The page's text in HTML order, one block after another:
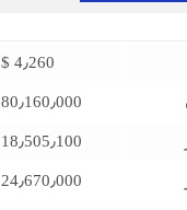
$ 4٫260
80٫160٫000
18٫505٫100
24٫670٫000